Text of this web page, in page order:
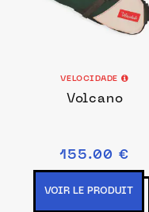
VELOCIDADE
Volcano
155.00 €
VOIR LE PRODUIT